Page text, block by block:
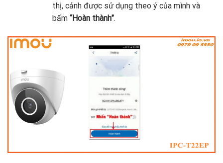
thị, cảnh được sử dụng theo ý của mình và
bấm “Hoàn thành”.